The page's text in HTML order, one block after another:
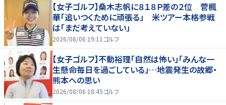
【女子ゴルフ】桑木志帆に８１８Ｐ差の２位 菅楓
華「追いつくために頑張る」 米ツアー本格参戦
は「まだ考えていない」
2026/08/06 19:11 ゴルフ
【女子ゴルフ】不動裕理「自然は怖い」「みんな一
生懸命毎日を過ごしている」…地震発生の故郷・
熊本への思い
2026/08/06 18:45ゴルフ